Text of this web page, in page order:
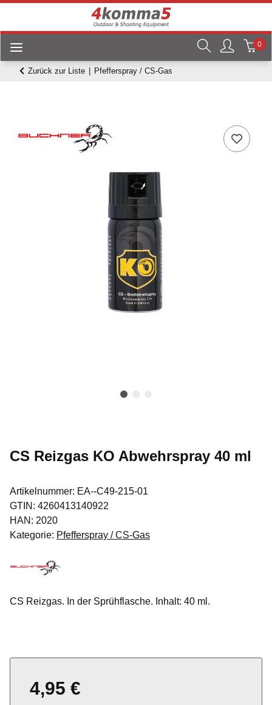
0
Zurück zur Liste Pfefferspray / CS-Gas
CS Reizgas KO Abwehrspray 40 ml
Artikelnummer: EA--C49-215-01
GTIN: 4260413140922
HAN: 2020
Kategorie: Pfefferspray / CS-Gas
CS Reizgas. In der Sprühflasche. Inhalt: 40 ml.
4,95 €